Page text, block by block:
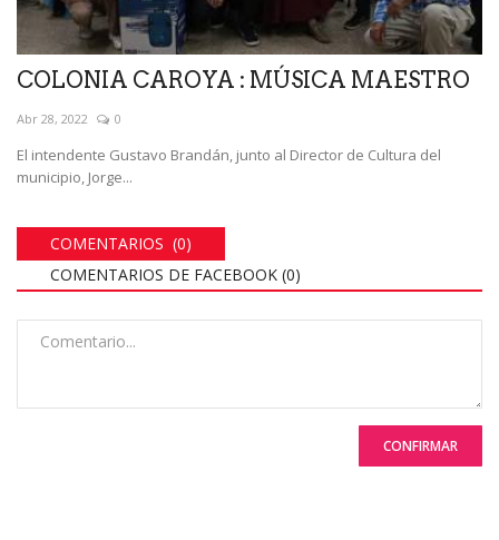
COLONIA CAROYA : MÚSICA MAESTRO
Abr 28, 2022 0
El intendente Gustavo Brandán, junto al Director de Cultura del
municipio, Jorge...
COMENTARIOS (0)
COMENTARIOS DE FACEBOOK (0)
CONFIRMAR